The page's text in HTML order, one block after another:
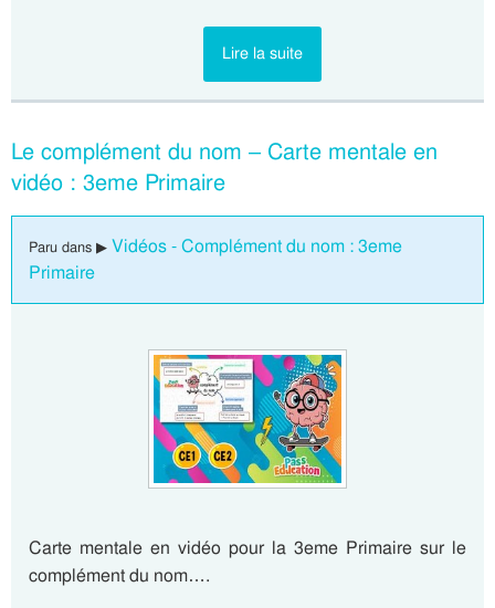
Lire la suite
Le complément du nom – Carte mentale en
vidéo : 3eme Primaire
Paru dans ▶ Vidéos - Complément du nom : 3eme
Primaire
Carte mentale en vidéo pour la 3eme Primaire sur le
complément du nom….